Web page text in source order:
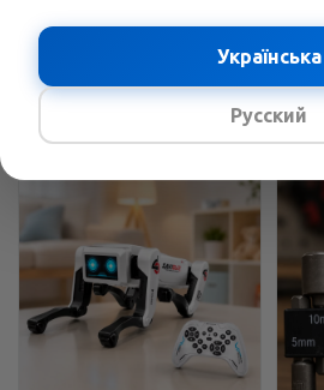
3158грн.
Українська
Русский